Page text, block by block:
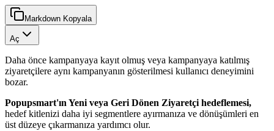
Markdown Kopyala
Aç
Daha önce kampanyaya kayıt olmuş veya kampanyaya katılmış
ziyaretçilere aynı kampanyanın gösterilmesi kullanıcı deneyimini
bozar.
Popupsmart'ın Yeni veya Geri Dönen Ziyaretçi hedeflemesi,
hedef kitlenizi daha iyi segmentlere ayırmanıza ve dönüşümleri en
üst düzeye çıkarmanıza yardımcı olur.